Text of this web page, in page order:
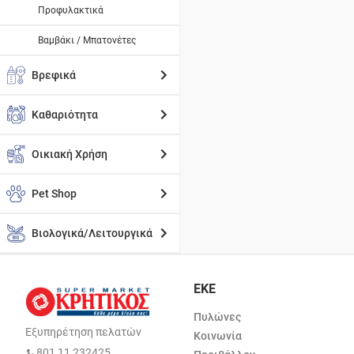
Προφυλακτικά
Βαμβάκι / Μπατονέτες
Βρεφικά
Καθαριότητα
Οικιακή Χρήση
Pet Shop
Βιολογικά/Λειτουργικά
Εξυπηρέτηση πελατών
ΕΚΕ
Πυλώνες
Κοινωνία